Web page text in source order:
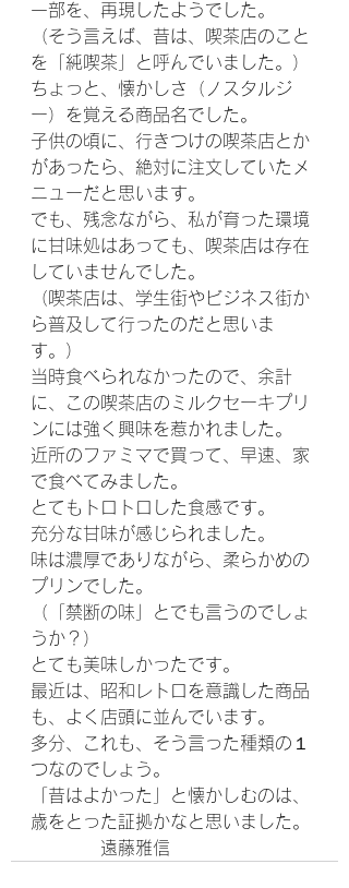
一部を、再現したようでした。
（そう言えば、昔は、喫茶店のこと
を「純喫茶」と呼んでいました。）
ちょっと、懐かしさ（ノスタルジ
ー）を覚える商品名でした。
子供の頃に、行きつけの喫茶店とか
があったら、絶対に注文していたメ
ニューだと思います。
でも、残念ながら、私が育った環境
に甘味処はあっても、喫茶店は存在
していませんでした。
（喫茶店は、学生街やビジネス街か
ら普及して行ったのだと思いま
す。）
当時食べられなかったので、余計
に、この喫茶店のミルクセーキプリ
ンには強く興味を惹かれました。
近所のファミマで買って、早速、家
で食べてみました。
とてもトロトロした食感です。
充分な甘味が感じられました。
味は濃厚でありながら、柔らかめの
プリンでした。
（「禁断の味」とでも言うのでしょ
うか？）
とても美味しかったです。
最近は、昭和レトロを意識した商品
も、よく店頭に並んでいます。
多分、これも、そう言った種類の１
つなのでしょう。
「昔はよかった」と懐かしむのは、
歳をとった証拠かなと思いました。
遠藤雅信